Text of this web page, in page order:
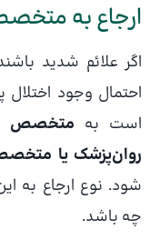
ارجاع به
اگر علائم شدید
احتمال وجود
است به متخصص
روان‌پزشک یا
شود. نوع ارجاع به
چه باشد.